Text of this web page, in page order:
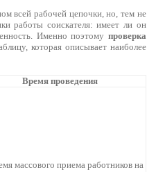
всей рабочей цепочки, но, тем не
работы соискателя: имеет ли он
Именно поэтому проверка
которая описывает наиболее
Время проведения
массового приема работников на